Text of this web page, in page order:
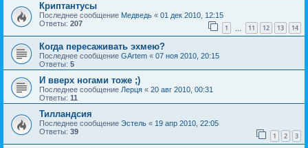
Криптантусы
Последнее сообщение Медведь « 01 дек 2010, 12:15
Ответы: 207 1 11 12 13 14
Когда пересаживать эхмею?
Последнее сообщение GArtem « 07 ноя 2010, 20:15
Ответы: 5
И вверх ногами тоже ;)
Последнее сообщение Лерця « 20 авг 2010, 00:31
Ответы: 11
Тилландсия
Последнее сообщение Эстель « 19 апр 2010, 22:05
Ответы: 39 1 2 3